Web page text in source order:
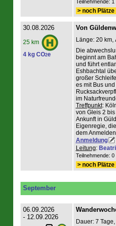
Teilnehmende:
> noch
30.08.2026
25 km
4 kg CO2e
Von
Länge: 20 km,
Die
beginnt am
und führt
Eshbachtal
großer
es mit Bus
im
Treffpunkt:
von Gleis 2
Ankunft in
Eigenregie,
dem
Anmeldung
Leitung:
Teilnehmende:
> noch
September
06.09.2026
- 12.09.2026
Dauer: 7